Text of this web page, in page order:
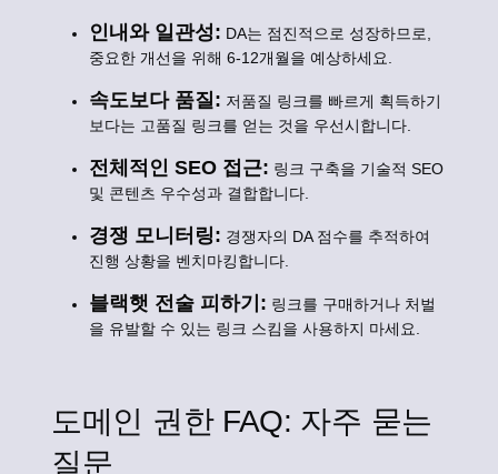
인내와 일관성: DA는 점진적으로 성장하므로,
중요한 개선을 위해 6-12개월을 예상하세요.
속도보다 품질: 저품질 링크를 빠르게 획득하기
보다는 고품질 링크를 얻는 것을 우선시합니다.
전체적인 SEO 접근: 링크 구축을 기술적 SEO
및 콘텐츠 우수성과 결합합니다.
경쟁 모니터링: 경쟁자의 DA 점수를 추적하여
진행 상황을 벤치마킹합니다.
블랙햇 전술 피하기: 링크를 구매하거나 처벌
을 유발할 수 있는 링크 스킴을 사용하지 마세요.
도메인 권한 FAQ: 자주 묻는
질문